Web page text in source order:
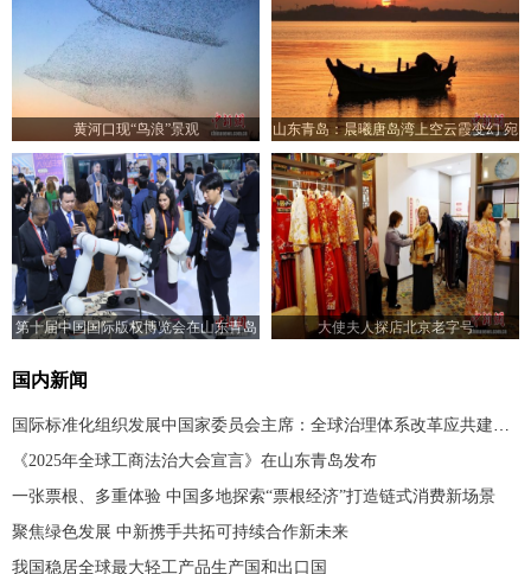
黄河口现“鸟浪”景观
山东青岛：晨曦唐岛湾上空云霞变幻 宛
如油画
第十届中国国际版权博览会在山东青岛
大使夫人探店北京老字号
国内新闻
《2025年全球工商法治大会宣言》在山东青岛发布
一张票根、多重体验 中国多地探索“票根经济”打造链式消费新场景
聚焦绿色发展 中新携手共拓可持续合作新未来
我国稳居全球最大轻工产品生产国和出口国